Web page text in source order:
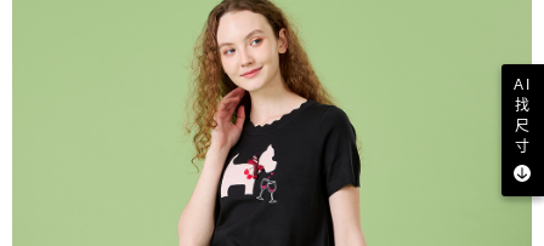
AI
找
尺
寸